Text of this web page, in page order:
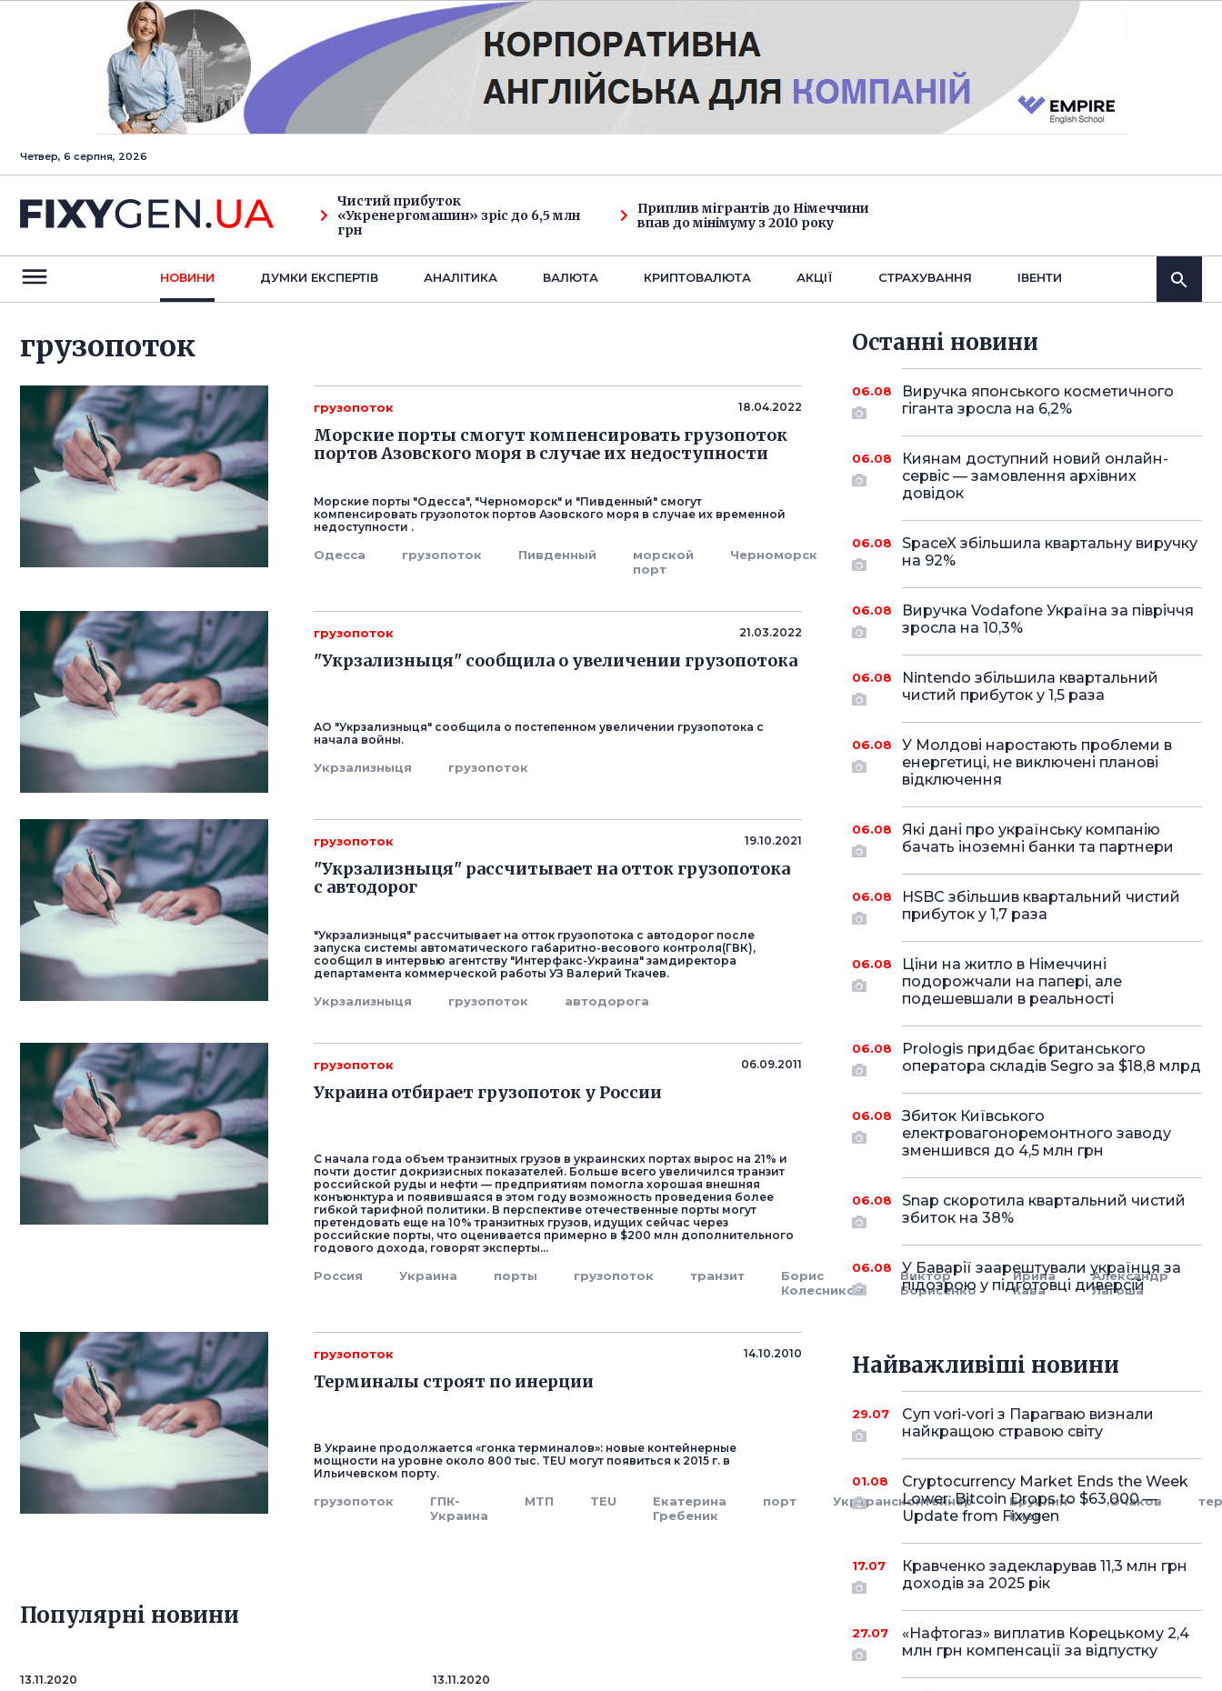
Четвер, 6 серпня, 2026
Чистий прибуток
«Укренергомашин» зріс до 6,5 млн
грн
Приплив мігрантів до Німеччини
впав до мінімуму з 2010 року
НОВИНИ ДУМКИ ЕКСПЕРТIВ АНАЛIТИКА ВАЛЮТА КРИПТОВАЛЮТА АКЦІЇ СТРАХУВАННЯ IВЕНТИ
грузопоток
грузопоток 18.04.2022
Морские порты смогут компенсировать грузопоток
портов Азовского моря в случае их недоступности
Морские порты "Одесса", "Черноморск" и "Пивденный" смогут
компенсировать грузопоток портов Азовского моря в случае их временной
недоступности .
Одесса грузопоток Пивденный
морской
порт
Черноморск
грузопоток 21.03.2022
"Укрзализныця" сообщила о увеличении грузопотока
АО "Укрзализныця" сообщила о постепенном увеличении грузопотока с
начала войны.
Укрзализныця грузопоток
грузопоток 19.10.2021
"Укрзализныця" рассчитывает на отток грузопотока
с автодорог
"Укрзализныця" рассчитывает на отток грузопотока с автодорог после
запуска системы автоматического габаритно-весового контроля(ГВК),
сообщил в интервью агентству "Интерфакс-Украина" замдиректора
департамента коммерческой работы УЗ Валерий Ткачев.
Укрзализныця грузопоток автодорога
грузопоток 06.09.2011
Украина отбирает грузопоток у России
С начала года объем транзитных грузов в украинских портах вырос на 21% и
почти достиг докризисных показателей. Больше всего увеличился транзит
российской руды и нефти — предприятиям помогла хорошая внешняя
конъюнктура и появившаяся в этом году возможность проведения более
гибкой тарифной политики. В перспективе отечественные порты могут
претендовать еще на 10% транзитных грузов, идущих сейчас через
российские порты, что оценивается примерно в $200 млн дополнительного
годового дохода, говорят эксперты...
Россия Украина порты грузопоток транзит
Борис
Колесников
Виктор
Борисенко
Ирина
Кава
Александр
Лагоша
грузопоток 14.10.2010
Терминалы строят по инерции
В Украине продолжается «гонка терминалов»: новые контейнерные
мощности на уровне около 800 тыс. TEU могут появиться к 2015 г. в
Ильичевском порту.
грузопоток
ГПК-
Украина
МТП TEU
Екатерина
Гребеник
порт Укртрансконтейнер
Бруклин-
Киев
Очаков
Популярнi новини
13.11.2020 13.11.2020
Останнi новини
06.08
Виручка японського косметичного
гіганта зросла на 6,2%
06.08
Киянам доступний новий онлайн-
сервіс — замовлення архівних
довідок
06.08
SpaceX збільшила квартальну виручку
на 92%
06.08
Виручка Vodafone Україна за півріччя
зросла на 10,3%
06.08
Nintendo збільшила квартальний
чистий прибуток у 1,5 раза
06.08
У Молдові наростають проблеми в
енергетиці, не виключені планові
відключення
06.08
Які дані про українську компанію
бачать іноземні банки та партнери
06.08
HSBC збільшив квартальний чистий
прибуток у 1,7 раза
06.08
Ціни на житло в Німеччині
подорожчали на папері, але
подешевшали в реальності
06.08
Prologis придбає британського
оператора складів Segro за $18,8 млрд
06.08
Збиток Київського
електровагоноремонтного заводу
зменшився до 4,5 млн грн
06.08
Snap скоротила квартальний чистий
збиток на 38%
06.08
У Баварії заарештували українця за
підозрою у підготовці диверсій
Найважливіші новини
29.07
Суп vori-vori з Парагваю визнали
найкращою стравою світу
01.08
Cryptocurrency Market Ends the Week
Lower: Bitcoin Drops to $63,000 —
Update from Fixygen
17.07
Кравченко задекларував 11,3 млн грн
доходів за 2025 рік
27.07
«Нафтогаз» виплатив Корецькому 2,4
млн грн компенсації за відпустку